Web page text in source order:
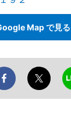
Map で見る